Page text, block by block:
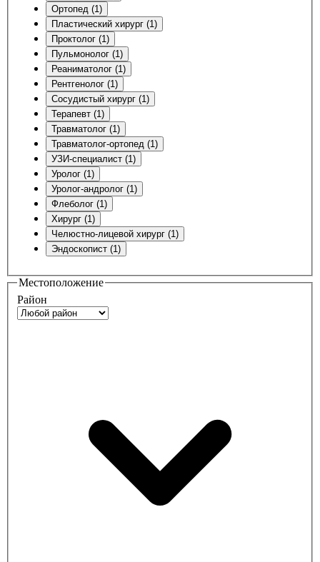
Ортопед (1)
Пластический хирург (1)
Проктолог (1)
Пульмонолог (1)
Реаниматолог (1)
Рентгенолог (1)
Сосудистый хирург (1)
Терапевт (1)
Травматолог (1)
Травматолог-ортопед (1)
УЗИ-специалист (1)
Уролог (1)
Уролог-андролог (1)
Флеболог (1)
Хирург (1)
Челюстно-лицевой хирург (1)
Эндоскопист (1)
Местоположение
Район